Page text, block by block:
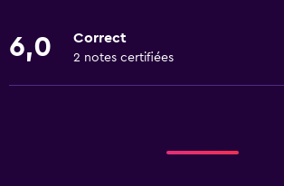
6,0 Correct
2 notes certifiées